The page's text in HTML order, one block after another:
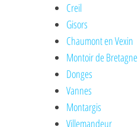
Creil
Gisors
Chaumont en Vexin
Montoir de Bretagne
Donges
Vannes
Montargis
Villemandeur